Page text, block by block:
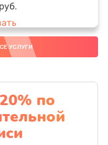
SSD
моста
УСЛУГИ
по